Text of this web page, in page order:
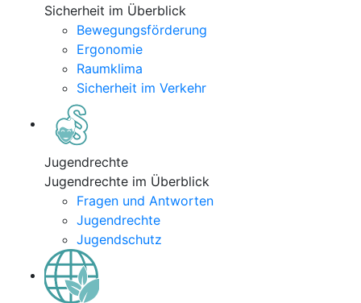
Sicherheit im Überblick
Bewegungsförderung
Ergonomie
Raumklima
Sicherheit im Verkehr
Jugendrechte
Jugendrechte im Überblick
Fragen und Antworten
Jugendrechte
Jugendschutz